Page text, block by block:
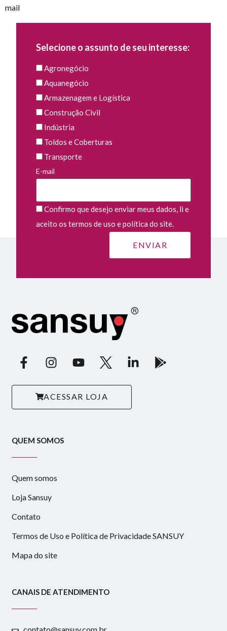
mail
Selecione o assunto de seu interesse:
Agronegócio
Aquanegócio
Armazenagem e Logística
Construção Civil
Indústria
Toldos e Coberturas
Transporte
E-mail
Confirmo que desejo enviar meus dados, li e
aceito os termos de uso e política do site.
ACESSAR LOJA
QUEM SOMOS
Quem somos
Loja Sansuy
Contato
Termos de Uso e Política de Privacidade SANSUY
Mapa do site
CANAIS DE ATENDIMENTO